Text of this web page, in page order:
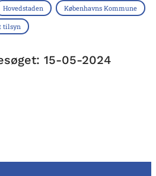
Hovedstaden Københavns Kommune
tilsyn
15-05-2024